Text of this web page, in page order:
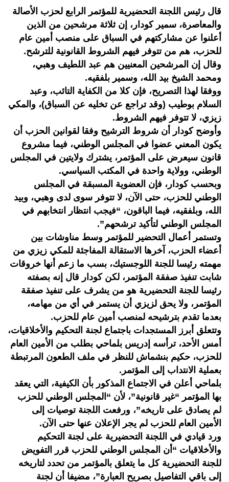
قال رئيس اللجنة التحضيرية للمؤتمر الرابع لحزب الأصالة
والمعاصرة، سمير كودار، إن ثلاثة مرشحين من الذين
أعلنوا عن مشاركتهم في السباق على منصب أمين عام
للحزب، هم من تتوفر فيهم الشروط القانونية للترشح.
وقال إن المرشحين المعنيين هم عبد اللطيف وهبي،
ومحمد الشيخ بيد الله، وسمير بلفقيه.
ووفقا لهذا التصريح، فإن كلا من الكفاية التائب، وعبد
السلام بوطيب (وقد تراجع عن تخليه عن السباق)، والمكي
زيزي، لا تتوفر فيهم الشروط.
وأوضح كودار أن شروط الترشيح وفقا لقوانين الحزب أن
يكون المعني عضوا في المجلس الوطني، فيما مشروع
قانون سيعرض على المؤتمر، يشترك ولايتين في المجلس
الوطني، وولاية واحدة في المكتب السياسي.
وبحسب كودار، فإن العضوية المسبقة في المجلس
الوطني للحزب، حتى الآن، لا تتوفر سوى لدى وهبي، وبيد
الله، وبلفقيه، فيما الباقون، “فيجب انتظار انتخابهم في
المجلس الوطني لتأكيد ترشحهم”.
وتستمر أعمال التحضير للمؤتمر وسط مناوشات بين
أعضاء الحزب، آخرها الاستقالة المفاجئة للمكي زيزي من
مهمته رئيسا للجنة اللوجستيك، بسب ما زعم أنها خروقات
شابت تنفيذ صفقة المؤتمر، لكن كودار قال إنه بصفته
رئيسا للجنة التحضيرية هو من يشرف على تنفيذ صفقة
المؤتمر، ولا يحق لزيزي أن يستمر في أي من مهامه،
بعدما تقدم بترشيحه لمنصب أمين عام للحزب.
وتتعلق أبرز المستجدات باجتماع لجنة التحكيم والأخلاقيات،
أمس الأحد، ترأسه إدريس بلماحي بطلب من الأمين العام
للحزب، حكيم بنشماش للنظر في ملف الطعون المرتبطة
بعملية الانتداب إلى المؤتمر.
بلماحي أعلن في الاجتماع المذكور بأن الكيفية، التي يعقد
بها المؤتمر “غير قانونية”، لأن “المجلس الوطني للحزب
لم يصادق على تاريخه”، ورفعت اللجنة توصيات إلى
الأمين العام للحزب لم يجر الإعلان عنها حتى الآن.
ورد قيادي في اللجنة التحضيرية على لجنة التحكيم
والأخلاقيات “أن المجلس الوطني للحزب قرر التفويض
للجنة التحضيرية كل ما يتعلق بالمؤتمر من تحدد لتاريخه
إلى باقي التفاصيل بصريح العبارة”، مضيفا أن لجنة